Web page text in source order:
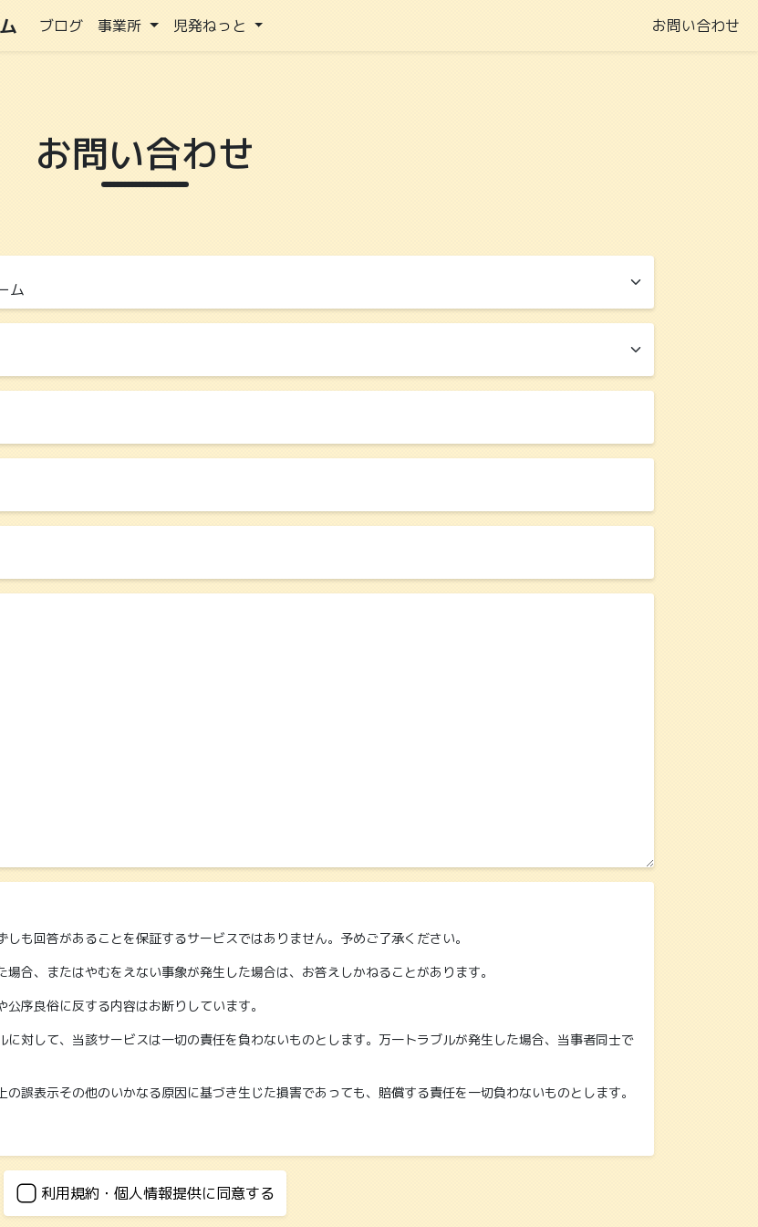
ブログ 事業所 児発ねっと お問い合わせ
お問い合わせ
も回答があることを保証するサービスではありません。予めご了承ください。
合、またはやむをえない事象が発生した場合は、お答えしかねることがあります。
序良俗に反する内容はお断りしています。
対して、当該サービスは一切の責任を負わないものとします。万一トラブルが発生した場合、当事者同士で
誤表示その他のいかなる原因に基づき生じた損害であっても、賠償する責任を一切負わないものとします。
提供することはありません。
利用規約・個人情報提供に同意する